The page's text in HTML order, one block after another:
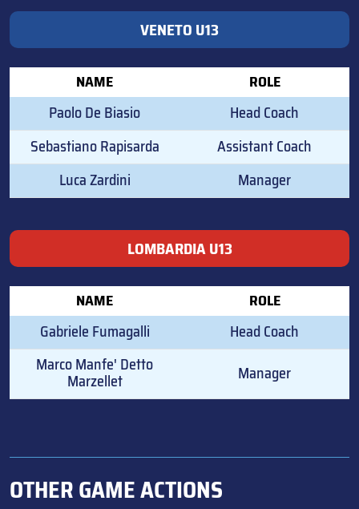
VENETO U13
NAME ROLE
Paolo De Biasio
Head Coach
Sebastiano Rapisarda
Assistant Coach
Luca Zardini
Manager
LOMBARDIA U13
NAME ROLE
Gabriele Fumagalli
Head Coach
Marco Manfe' Detto
Marzellet Manager
OTHER GAME ACTIONS